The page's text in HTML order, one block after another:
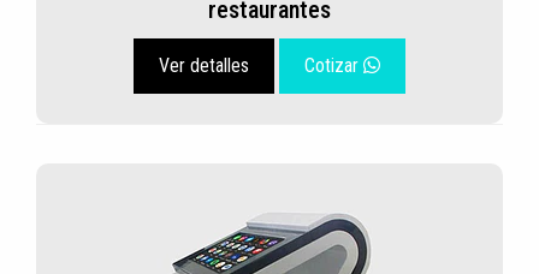
restaurantes
Ver detalles Cotizar